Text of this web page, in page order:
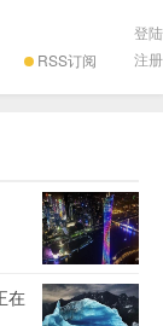
RSS订阅
登陆
注册
在